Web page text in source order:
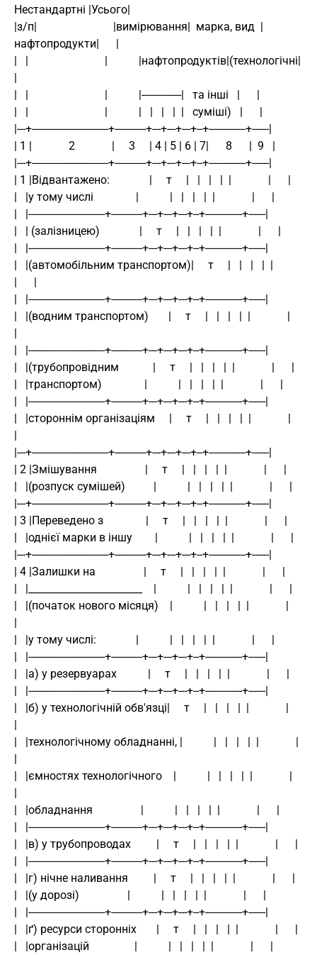
Нестандартні |Усього|
|з/п|                           |вимірювання|  марка, вид  |
нафтопродукти|      |
|   |                           |           |нафтопродуктів|(технологічні|
|
|   |                           |           |--------------|   та інші   |      |
|   |                           |           |   |   |   |  |   суміші)   |      |
|---+---------------------------+-----------+---+---+---+--+-------------+------|
| 1 |             2             |     3     | 4 | 5 | 6 | 7|      8      |  9   |
|---+---------------------------+-----------+---+---+---+--+-------------+------|
| 1 |Відвантажено:              |     т     |   |   |   |  |             |      |
|   |у тому числі               |           |   |   |   |  |             |      |
|   |---------------------------+-----------+---+---+---+--+-------------+------|
|   | (залізницею)              |     т     |   |   |   |  |             |      |
|   |---------------------------+-----------+---+---+---+--+-------------+------|
|   |(автомобільним транспортом)|     т     |   |   |   |  |
|      |
|   |---------------------------+-----------+---+---+---+--+-------------+------|
|   |(водним транспортом)       |     т     |   |   |   |  |             |
|
|   |---------------------------+-----------+---+---+---+--+-------------+------|
|   |(трубопровідним            |     т     |   |   |   |  |             |      |
|   |транспортом)               |           |   |   |   |  |             |      |
|   |---------------------------+-----------+---+---+---+--+-------------+------|
|   |стороннім організаціям     |     т     |   |   |   |  |             |
|
|---+---------------------------+-----------+---+---+---+--+-------------+------|
| 2 |Змішування                 |     т     |   |   |   |  |             |      |
|   |(розпуск сумішей)          |           |   |   |   |  |             |      |
|---+---------------------------+-----------+---+---+---+--+-------------+------|
| 3 |Переведено з               |     т     |   |   |   |  |             |      |
|   |однієї марки в іншу        |           |   |   |   |  |             |      |
|---+---------------------------+-----------+---+---+---+--+-------------+------|
| 4 |Залишки на                 |     т     |   |   |   |  |             |      |
|   |_______________________    |           |   |   |   |  |             |      |
|   |(початок нового місяця)    |           |   |   |   |  |             |
|
|   |у тому числі:              |           |   |   |   |  |             |      |
|   |---------------------------+-----------+---+---+---+--+-------------+------|
|   |а) у резервуарах           |     т     |   |   |   |  |             |      |
|   |---------------------------+-----------+---+---+---+--+-------------+------|
|   |б) у технологічній обв'язці|     т     |   |   |   |  |             |
|
|   |технологічному обладнанні, |           |   |   |   |  |             |
|
|   |ємностях технологічного    |           |   |   |   |  |             |
|
|   |обладнання                 |           |   |   |   |  |             |      |
|   |---------------------------+-----------+---+---+---+--+-------------+------|
|   |в) у трубопроводах         |     т     |   |   |   |  |             |      |
|   |---------------------------+-----------+---+---+---+--+-------------+------|
|   |г) нічне наливання         |     т     |   |   |   |  |             |      |
|   |(у дорозі)                 |           |   |   |   |  |             |      |
|   |---------------------------+-----------+---+---+---+--+-------------+------|
|   |ґ) ресурси сторонніх       |     т     |   |   |   |  |             |      |
|   |організацій                |           |   |   |   |  |             |      |